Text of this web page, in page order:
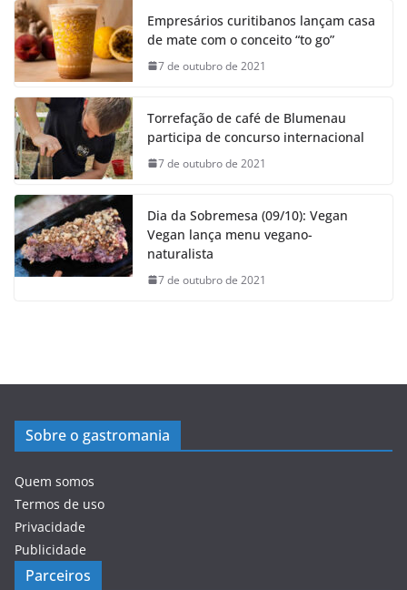
Empresários curitibanos lançam casa
de mate com o conceito “to go”
7 de outubro de 2021
Torrefação de café de Blumenau
participa de concurso internacional
7 de outubro de 2021
Dia da Sobremesa (09/10): Vegan
Vegan lança menu vegano-
naturalista
7 de outubro de 2021
Sobre o gastromania
Quem somos
Termos de uso
Privacidade
Publicidade
Parceiros